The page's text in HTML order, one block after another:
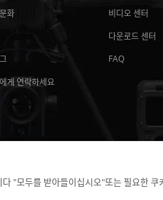
화
게 연락하세요
비디오 센터
다운로드 센터
FAQ
"모두를 받아들이십시오"또는 필요한 쿠